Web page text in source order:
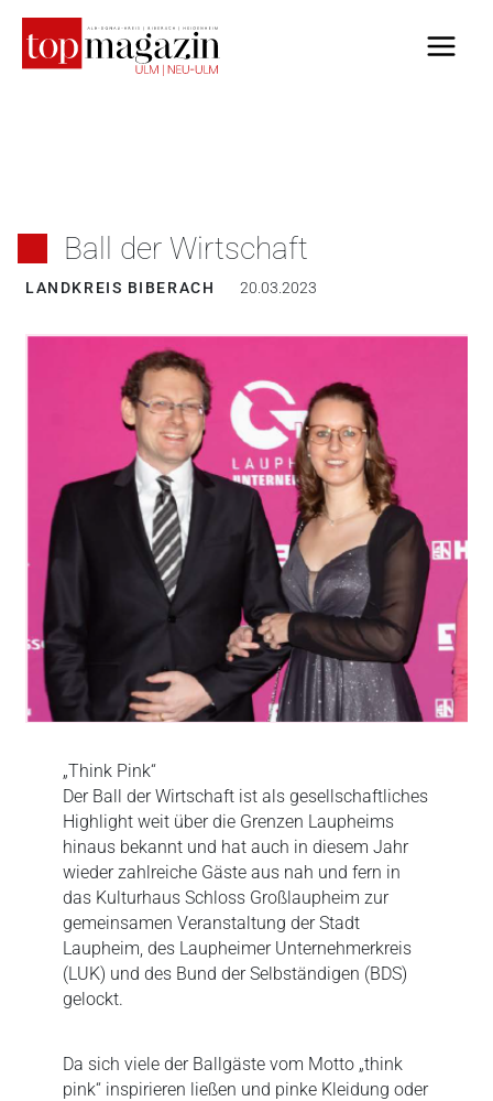
Inhalt
springen
Ball der Wirtschaft
LANDKREIS BIBERACH 20.03.2023
„Think Pink“
Der Ball der Wirtschaft ist als gesellschaftliches
Highlight weit über die Grenzen Laupheims
hinaus bekannt und hat auch in diesem Jahr
wieder zahlreiche Gäste aus nah und fern in
das Kulturhaus Schloss Großlaupheim zur
gemeinsamen Veranstaltung der Stadt
Laupheim, des Laupheimer Unternehmerkreis
(LUK) und des Bund der Selbständigen (BDS)
gelockt.
Da sich viele der Ballgäste vom Motto „think
pink“ inspirieren ließen und pinke Kleidung oder